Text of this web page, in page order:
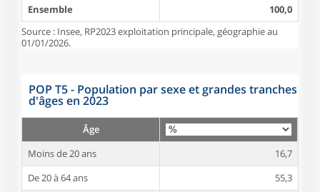
Ensemble
100,0
Source : Insee, RP2023 exploitation principale, géographie au
01/01/2026.
POP T5 - Population par sexe et grandes tranches
d'âges en 2023
Âge
Moins de 20 ans
16,7
De 20 à 64 ans
55,3